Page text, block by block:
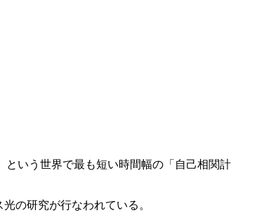
という世界で最も短い時間幅の「自己相関計
の研究が行なわれている。